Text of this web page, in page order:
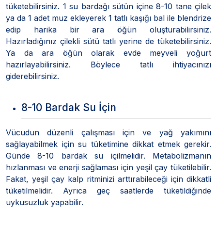
tüketebilirsiniz. 1 su bardağı sütün içine 8-10 tane çilek
ya da 1 adet muz ekleyerek 1 tatlı kaşığı bal ile blendrize
edip harika bir ara öğün oluşturabilirsiniz.
Hazırladığınız çilekli sütü tatlı yerine de tüketebilirsiniz.
Ya da ara öğün olarak evde meyveli yoğurt
hazırlayabilirsiniz. Böylece tatlı ihtiyacınızı
giderebilirsiniz.
8-10 Bardak Su İçin
Vücudun düzenli çalışması için ve yağ yakımını
sağlayabilmek için su tüketimine dikkat etmek gerekir.
Günde 8-10 bardak su içilmelidir. Metabolizmanın
hızlanması ve enerji sağlaması için yeşil çay tüketilebilir.
Fakat, yeşil çay kalp ritminizi arttırabileceği için dikkatli
tüketilmelidir. Ayrıca geç saatlerde tüketildiğinde
uykusuzluk yapabilir.